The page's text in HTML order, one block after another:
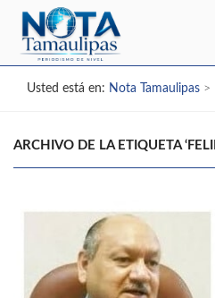
Usted está en: Nota Tamaulipas >
ARCHIVO DE LA ETIQUETA